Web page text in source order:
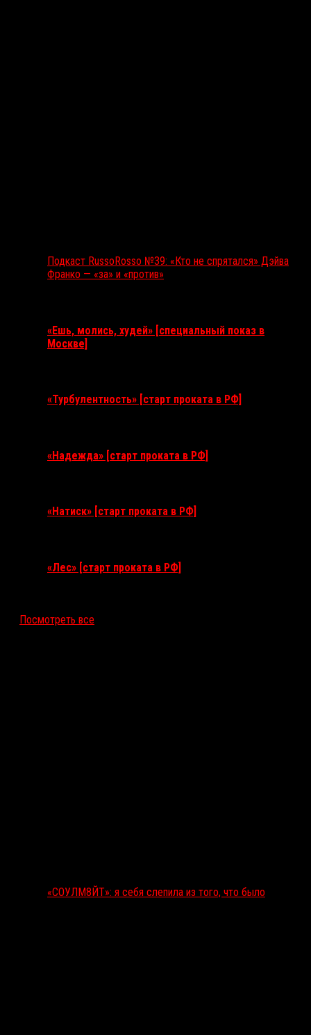
Подкаст RussoRosso №39: «Кто не спрятался» Дэйва
Франко — «за» и «против»
«Ешь, молись, худей» [специальный показ в
Москве]
«Турбулентность» [старт проката в РФ]
«Надежда» [старт проката в РФ]
«Натиск» [старт проката в РФ]
«Лес» [старт проката в РФ]
Посмотреть все
«СОУЛМ8ЙТ»: я себя слепила из того, что было